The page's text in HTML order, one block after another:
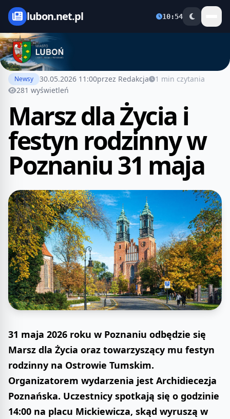
lubon.net.pl 10:54
Newsy 30.05.2026 11:00przez Redakcja
1 min czytania
281 wyświetleń
Marsz dla Życia i
festyn rodzinny w
Poznaniu 31 maja
31 maja 2026 roku w Poznaniu odbędzie się
Marsz dla Życia oraz towarzyszący mu festyn
rodzinny na Ostrowie Tumskim.
Organizatorem wydarzenia jest Archidiecezja
Poznańska. Uczestnicy spotkają się o godzinie
14:00 na placu Mickiewicza, skąd wyruszą w